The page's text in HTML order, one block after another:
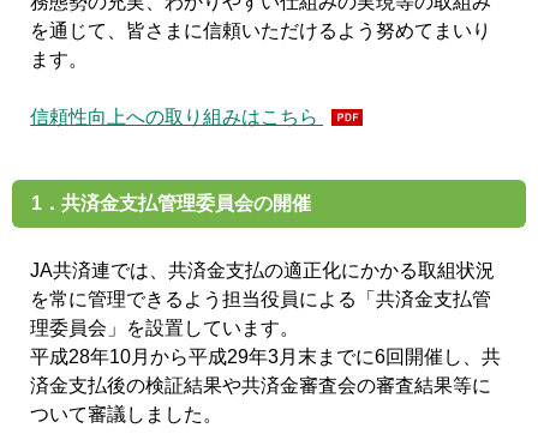
を通じて、皆さまに信頼いただけるよう努めてまいり
ます。
信頼性向上への取り組みはこちら
1．共済金支払管理委員会の開催
JA共済連では、共済金支払の適正化にかかる取組状況
を常に管理できるよう担当役員による「共済金支払管
理委員会」を設置しています。
平成28年10月から平成29年3月末までに6回開催し、共
済金支払後の検証結果や共済金審査会の審査結果等に
ついて審議しました。